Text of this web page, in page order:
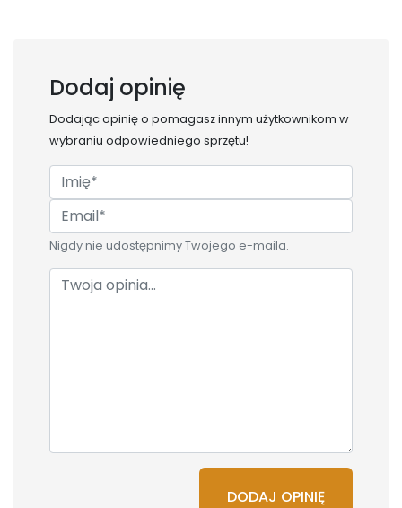
Dodaj opinię
Dodając opinię o pomagasz innym użytkownikom w
wybraniu odpowiedniego sprzętu!
Nigdy nie udostępnimy Twojego e-maila.
DODAJ OPINIĘ